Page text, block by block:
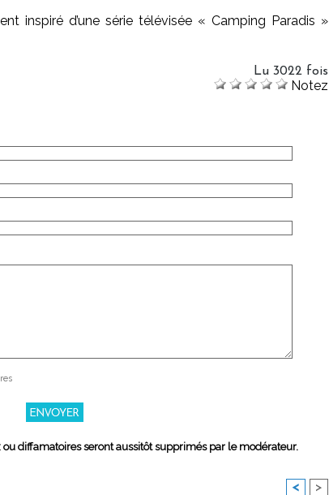
inspiré d’une série télévisée « Camping Paradis »
Lu 3022 fois
Notez
diffamatoires seront aussitôt supprimés par le modérateur.
< >